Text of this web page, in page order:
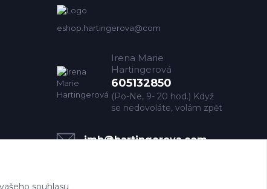
eshop.hartingerova@com
Irena Marie
Hartingerová
605132850
(Po-Ne, 9- 20 hod.) Když
se nedovoláte, volám zpět
imh@hartingerova.com
souhlasu